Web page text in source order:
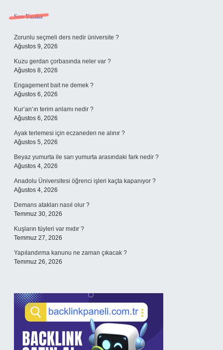
Sidebar
Son Yazılar
Zorunlu seçmeli ders nedir üniversite ?
Ağustos 9, 2026
Kuzu gerdan çorbasında neler var ?
Ağustos 8, 2026
Engagement bait ne demek ?
Ağustos 6, 2026
Kur’an’ın terim anlamı nedir ?
Ağustos 6, 2026
Ayak terlemesi için eczaneden ne alınır ?
Ağustos 5, 2026
Beyaz yumurta ile sarı yumurta arasındaki fark nedir ?
Ağustos 4, 2026
Anadolu Üniversitesi öğrenci işleri kaçta kapanıyor ?
Ağustos 4, 2026
Demans atakları nasıl olur ?
Temmuz 30, 2026
Kuşların tüyleri var mıdır ?
Temmuz 27, 2026
Yapılandırma kanunu ne zaman çıkacak ?
Temmuz 26, 2026